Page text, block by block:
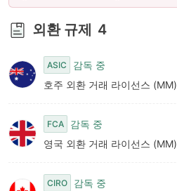
외환 규제 4
ASIC
감독 중
호주 외환 거래 라이선스 (MM)
FCA
감독 중
영국 외환 거래 라이선스 (MM)
CIRO
감독 중